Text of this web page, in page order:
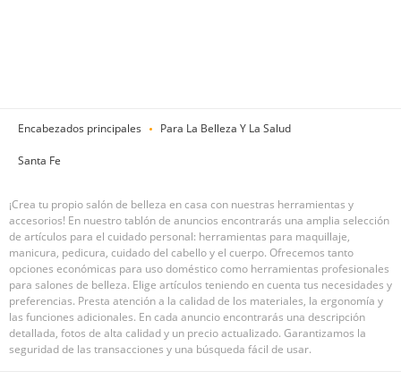
Encabezados principales Para La Belleza Y La Salud
Santa Fe
¡Crea tu propio salón de belleza en casa con nuestras herramientas y
accesorios! En nuestro tablón de anuncios encontrarás una amplia selección
de artículos para el cuidado personal: herramientas para maquillaje,
manicura, pedicura, cuidado del cabello y el cuerpo. Ofrecemos tanto
opciones económicas para uso doméstico como herramientas profesionales
para salones de belleza. Elige artículos teniendo en cuenta tus necesidades y
preferencias. Presta atención a la calidad de los materiales, la ergonomía y
las funciones adicionales. En cada anuncio encontrarás una descripción
detallada, fotos de alta calidad y un precio actualizado. Garantizamos la
seguridad de las transacciones y una búsqueda fácil de usar.